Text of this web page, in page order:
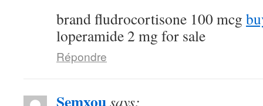
brand fludrocortisone 100 mcg
loperamide 2 mg for sale
Répondre
Semxousays: